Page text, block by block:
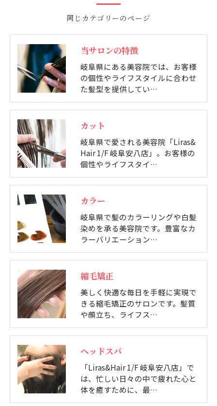
同じカテゴリーのページ
当サロンの特徴
岐阜県にある美容院では、お客様
の個性やライフスタイルに合わせ
た髪型を提供してい…
カット
岐阜県で愛される美容院「Liras&
Hair 1/F 岐阜安八店」。お客様の
個性やライフスタイ…
カラー
岐阜県で髪のカラーリングや白髪
染めを承る美容院です。豊富なカ
ラーバリエーション…
縮毛矯正
美しく快適な毎日を手軽に実現で
きる縮毛矯正のサロンです。髪質
や顔立ち、ライフス…
ヘッドスパ
「Liras&Hair 1/F 岐阜安八店」で
は、忙しい日々の中で疲れた心と
体を癒すために、最…